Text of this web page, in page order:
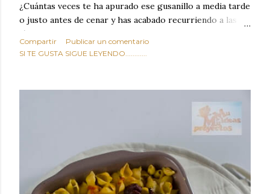
¿Cuántas veces te ha apurado ese gusanillo a media tarde
o justo antes de cenar y has acabado recurriendo a las
típicas patatas de bolsa, frutos secos fritos o snacks
ultraprocesados llenos de grasas saturadas y sodio?
sabroso, con ese toque tostado y crujiente que tanto nos
satisface. Estas alubias crujientes al horno van a cambiar
por completo tu forma de ver las legumbres. Olvídate de
asociar las alubias únicamente a los guisos tradicionales y
copiosos de invierno. Con esta receta simple pero
revolucionaria, transformaremos un ingrediente tan
humilde como la alubia de La Bañeza en un snack ligero,
dorado, cargado de proteína y 100% natural. Es el
Compartir
Publicar un comentario
SI TE GUSTA SIGUE LEYENDO............